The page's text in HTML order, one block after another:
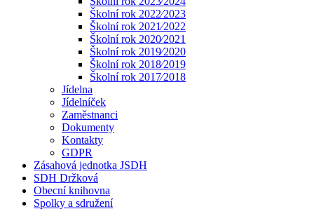
Školní rok 2022⁄2023
Školní rok 2021⁄2022
Školní rok 2020⁄2021
Školní rok 2019⁄2020
Školní rok 2018⁄2019
Školní rok 2017⁄2018
Jídelna
Jídelníček
Zaměstnanci
Dokumenty
Kontakty
GDPR
Zásahová jednotka JSDH
SDH Držková
Obecní knihovna
Spolky a sdružení